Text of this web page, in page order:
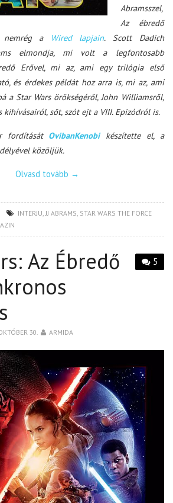
Abramsszel,
Az ébredő
nemrég a
Wired lapjain. Scott Dadich
elmondja, mi volt a legfontosabb
Erővel, mi az, ami egy trilógia első
és érdekes példát hoz arra is, mi az, ami
a Star Wars örökségéről, John Williamsről,
kihívásairól, sőt, szót ejt a VIII. Epizódról is.
fordítását OvibanKenobikészítette el, a
közöljük.
Olvasd tovább →
INTERJU JJ ABRAMS STAR WARS THE FORCE
5
Az Ébredő
30. ARMIDA